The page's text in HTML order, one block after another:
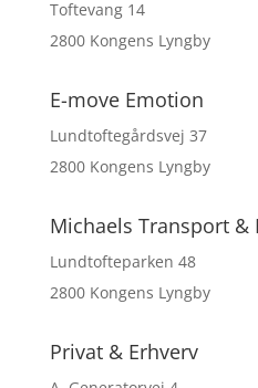
Toftevang 14
2800 Kongens Lyngby
E-move Emotion
Lundtoftegårdsvej 37
2800 Kongens Lyngby
Michaels Transport &
Lundtofteparken 48
2800 Kongens Lyngby
Privat & Erhverv